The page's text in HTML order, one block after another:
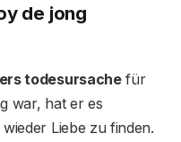
de jong
todesursachefür
war, hat er es
Liebe zu finden.